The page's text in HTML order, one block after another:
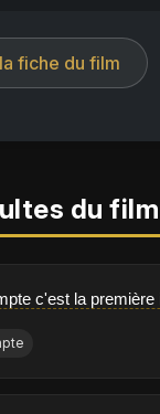
fiche du film
du film
c'est la première